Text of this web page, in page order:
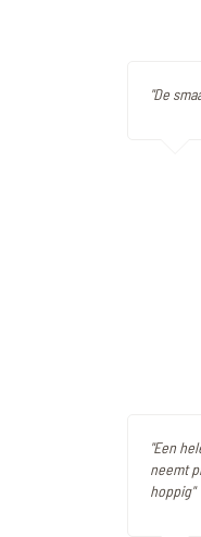
"De
"Een
neemt
hoppig"